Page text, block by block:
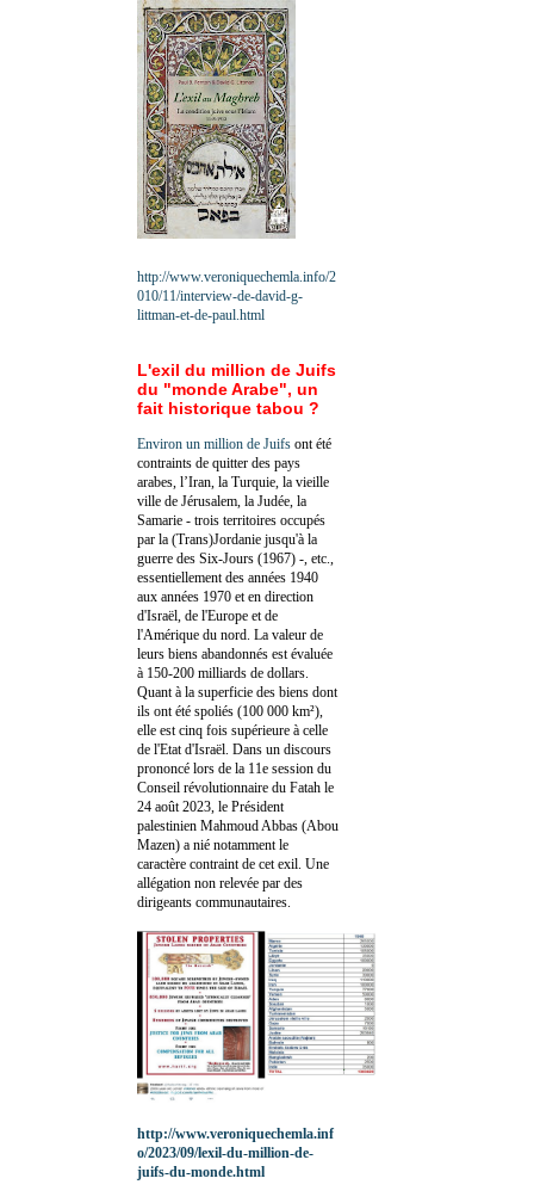
http://www.veroniquechemla.info/2
010/11/interview-de-david-g-
littman-et-de-paul.html
L'exil du million de Juifs
du "monde Arabe", un
fait historique tabou ?
Environ un million de Juifs ont été
contraints de quitter des pays
arabes, l’Iran, la Turquie, la vieille
ville de Jérusalem, la Judée, la
Samarie - trois territoires occupés
par la (Trans)Jordanie jusqu'à la
guerre des Six-Jours (1967) -, etc.,
essentiellement des années 1940
aux années 1970 et en direction
d'Israël, de l'Europe et de
l'Amérique du nord. La valeur de
leurs biens abandonnés est évaluée
à 150-200 milliards de dollars.
Quant à la superficie des biens dont
ils ont été spoliés (100 000 km²),
elle est cinq fois supérieure à celle
de l'Etat d'Israël. Dans un discours
prononcé lors de la 11e session du
Conseil révolutionnaire du Fatah le
24 août 2023, le Président
palestinien Mahmoud Abbas (Abou
Mazen) a nié notamment le
caractère contraint de cet exil. Une
allégation non relevée par des
dirigeants communautaires.
http://www.veroniquechemla.inf
o/2023/09/lexil-du-million-de-
juifs-du-monde.html